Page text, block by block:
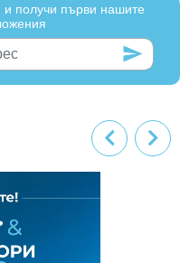
получи първи нашите